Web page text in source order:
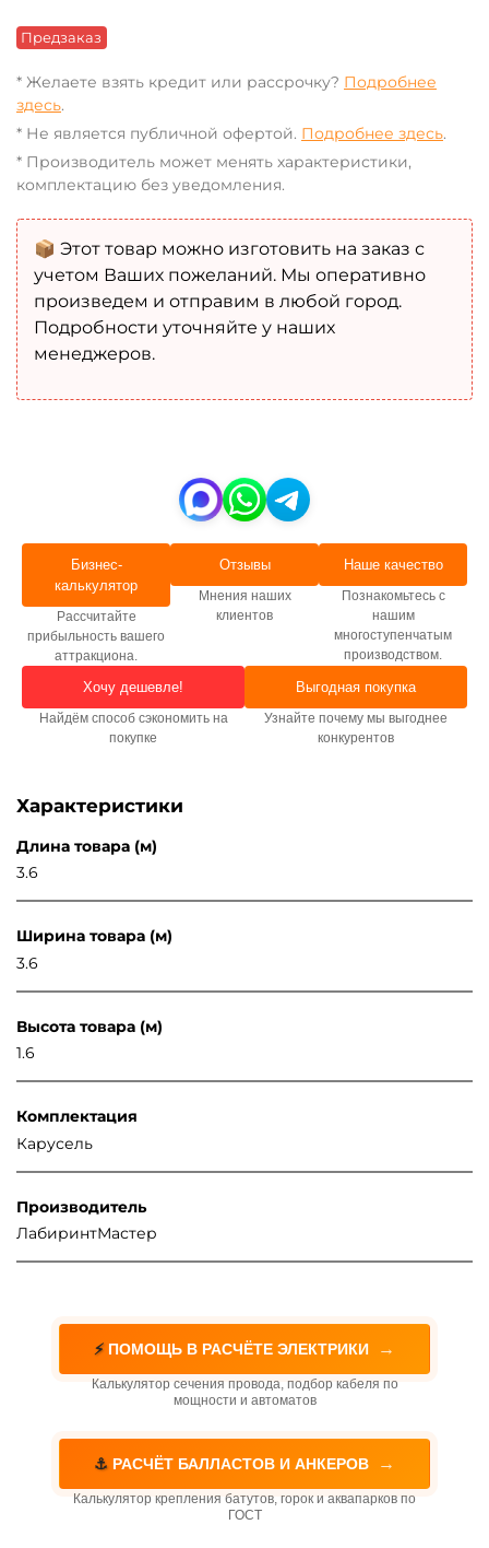
Предзаказ
* Желаете взять кредит или рассрочку? Подробнее
здесь.
* Не является публичной офертой. Подробнее здесь.
* Производитель может менять характеристики,
комплектацию без уведомления.
📦 Этот товар можно изготовить на заказ с
учетом Ваших пожеланий. Мы оперативно
произведем и отправим в любой город.
Подробности уточняйте у наших
менеджеров.
Бизнес-
калькулятор
Рассчитайте
прибыльность вашего
аттракциона.
Отзывы
Мнения наших
клиентов
Наше качество
Познакомьтесь с
нашим
многоступенчатым
производством.
Хочу дешевле!
Найдём способ сэкономить на
покупке
Выгодная покупка
Узнайте почему мы выгоднее
конкурентов
Характеристики
Длина товара (м)
3.6
Ширина товара (м)
3.6
Высота товара (м)
1.6
Комплектация
Карусель
Производитель
ЛабиринтМастер
⚡ ПОМОЩЬ В РАСЧЁТЕ ЭЛЕКТРИКИ →
Калькулятор сечения провода, подбор кабеля по
мощности и автоматов
⚓ РАСЧЁТ БАЛЛАСТОВ И АНКЕРОВ →
Калькулятор крепления батутов, горок и аквапарков по
ГОСТ